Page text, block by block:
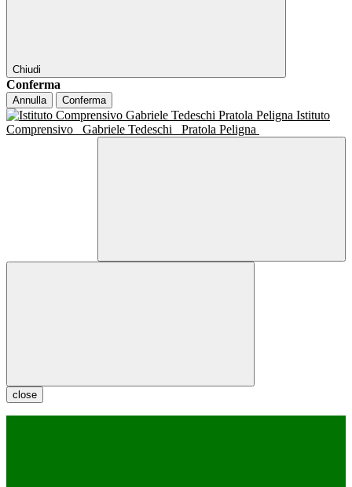
Chiudi
Conferma
Annulla Conferma
Istituto
Comprensivo
Gabriele Tedeschi Pratola Peligna
close